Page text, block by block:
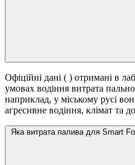
Офіційні дані ( ) отримані в
умовах водіння витрата
наприклад, у міському русі
агресивне водіння, клімат та
Яка витрата палива для Smart